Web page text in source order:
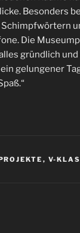
Besonders
Die
gründlich
gelungener
, V-